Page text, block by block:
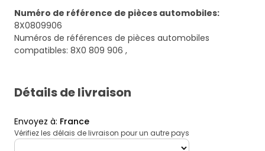
Numéro de référence de pièces automobiles:
8X0809906
Numéros de références de pièces automobiles
compatibles: 8X0 809 906 ,
Détails de livraison
Envoyez à: France
Vérifiez les délais de livraison pour un autre pays
deliveryCountry